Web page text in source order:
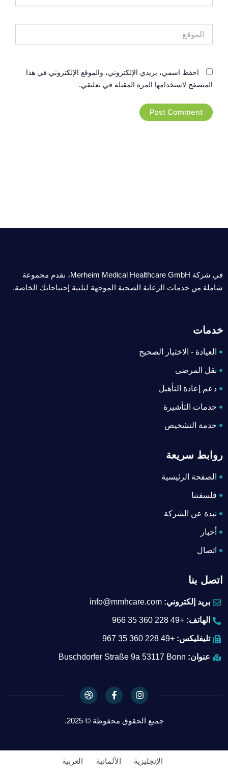
احفظ اسمي، بريدي الإلكتروني، والموقع الإلكتروني في هذا
المتصفح لاستخدامها المرة المقبلة في تعليقي.
في شركة Merheim Medical Healthcare GmbH، نقدم مجموعة
شاملة من خدمات الرعاية الصحية الموجهة لتلبية إحتياجاتك الخاصة.
خدمات
العيادة - الاختيار الصحيح
نقل المرضى
دعم إعادة التأهيل
خدمات التأشيرة
خدمة التشخيص
روابط سريعة
الصفحة الرئيسية
فلسفتنا
نبذة عن الشركة
أخبار
اتصال
اتصل بنا
بريد إلكتروني: info@mmhcare.com
الهاتف:+49 228 360 35 966
تليفليكس: +49 228 360 35 967
عنوان:Buschdorfer Straße 9a 53117 Bonn
I
n
s
t
a
a
m
F
a
c
b
k
-
D
r
b
b
e
جميع الحقوق محفوظة © 2025.
الإنجليزية الألمانية العربية